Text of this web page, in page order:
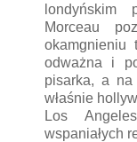
londyńskim
Morceau
okamgnieniu
odważna i
pisarka, a
właśnie
Los
wspaniałych